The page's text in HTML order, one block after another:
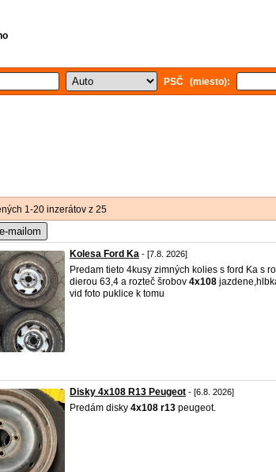
PSČ (miesto):
1-20 inzerátov z 25
mailom
Kolesa Ford Ka - [7.8. 2026]
Predam tieto 4kusy zimných kolies s ford Ka s
dierou 63,4 a rozteč šrobov 4x108
vid foto puklice k tomu
Disky 4x108 R13 Peugeot - [6.8. 2026]
Predám disky 4x108 r13 peugeot.